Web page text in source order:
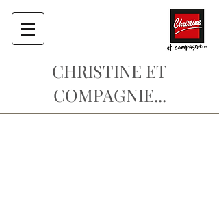
CHRISTINE ET
COMPAGNIE...